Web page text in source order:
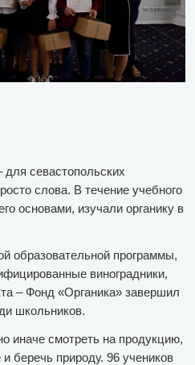
севастопольских
слова. В течение учебного
основами, изучали органику в
образовательной программы,
виноградники,
– Фонд «Органика» завершил
школьников.
иначе смотреть на продукцию,
беречь природу. 96 учеников